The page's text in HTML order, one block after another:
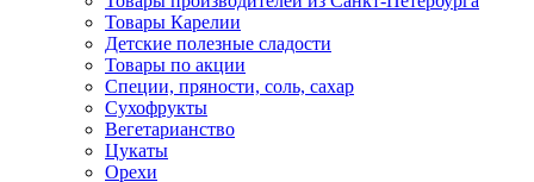
Товары Карелии
Детские полезные сладости
Товары по акции
Специи, пряности, соль, сахар
Сухофрукты
Вегетарианство
Цукаты
Орехи